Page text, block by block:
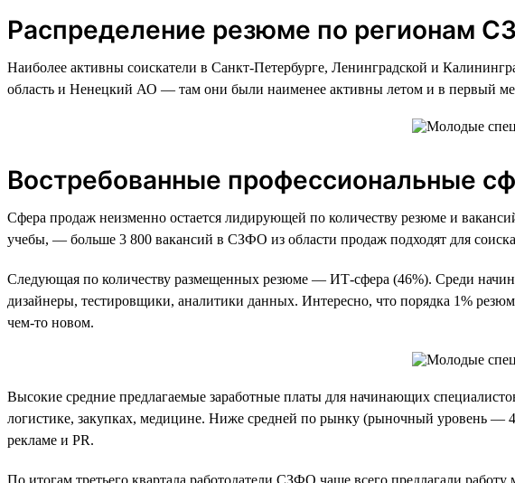
Распределение резюме по регионам
Наиболее активны соискатели в Санкт-Петербурге, Ленинградской и
область и Ненецкий АО — там они были наименее активны летом и в первый
Востребованные профессиональные
Сфера продаж неизменно остается лидирующей по количеству резюме и
учебы, — больше 3 800 вакансий в СЗФО из области продаж подходят для
Следующая по количеству размещенных резюме — ИТ-сфера (46%). Среди
дизайнеры, тестировщики, аналитики данных. Интересно, что порядка 1%
чем-то новом.
Высокие средние предлагаемые заработные платы для начинающих
логистике, закупках, медицине. Ниже средней по рынку (рыночный уровень —
рекламе и PR.
По итогам третьего квартала работодатели СЗФО чаще всего предлагали